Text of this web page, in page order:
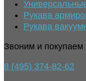
Рукава
Рукава
Звоним и покупаем
8 (495) 374-82-62